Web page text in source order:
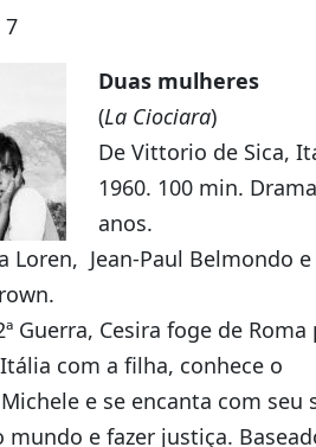
Duas mulheres
(La Ciociara)
De Vittorio de Sica,
1960. 100 min.
anos.
Loren, Jean-Paul Belmondo e
Guerra, Cesira foge de Roma
com a filha, conhece o
e se encanta com seu
mundo e fazer justiça.